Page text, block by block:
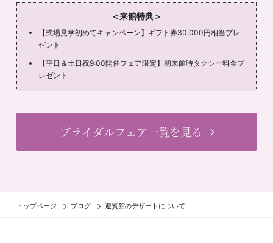
＜来館特典＞
【式場見学初めてキャンペーン】ギフト券30,000円相当プレ
ゼント
【平日＆土日祝9:00開催フェア限定】初来館時タクシー料金プ
レゼント
ブライダルフェア一覧を見る
トップページ ブログ 迎賓館のデザートについて